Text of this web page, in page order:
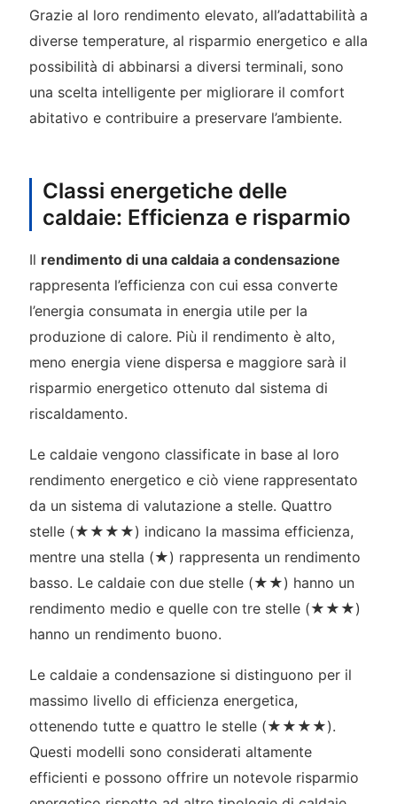
Grazie al loro rendimento elevato, all’adattabilità a
diverse temperature, al risparmio energetico e alla
possibilità di abbinarsi a diversi terminali, sono
una scelta intelligente per migliorare il comfort
abitativo e contribuire a preservare l’ambiente.
Classi energetiche delle
caldaie: Efficienza e risparmio
Il rendimento di una caldaia a condensazione
rappresenta l’efficienza con cui essa converte
l’energia consumata in energia utile per la
produzione di calore. Più il rendimento è alto,
meno energia viene dispersa e maggiore sarà il
risparmio energetico ottenuto dal sistema di
riscaldamento.
Le caldaie vengono classificate in base al loro
rendimento energetico e ciò viene rappresentato
da un sistema di valutazione a stelle. Quattro
stelle (★★★★) indicano la massima efficienza,
mentre una stella (★) rappresenta un rendimento
basso. Le caldaie con due stelle (★★) hanno un
rendimento medio e quelle con tre stelle (★★★)
hanno un rendimento buono.
Le caldaie a condensazione si distinguono per il
massimo livello di efficienza energetica,
ottenendo tutte e quattro le stelle (★★★★).
Questi modelli sono considerati altamente
efficienti e possono offrire un notevole risparmio